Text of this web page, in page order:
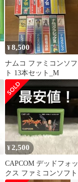
¥8,500
ナムコ ファミコンソフ
ト 13本セット_M
¥2,500
CAPCOM デッドフォッ
クス ファミコンソフト